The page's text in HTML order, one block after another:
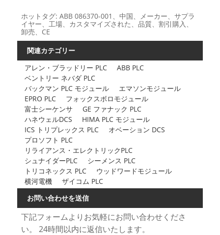
ホットタグ: ABB 086370-001、中国、メーカー、サプラ
イヤー、工場、カスタマイズされた、品質、割引購入、
卸売、CE
関連カテゴリー
アレン・ブラッドリー PLC
ABB PLC
ベントリー ネバダ PLC
バックマン PLC モジュール
エマソンモジュール
EPRO PLC
フォックスボロモジュール
富士シーケンサ
GE ファナック PLC
ハネウェルDCS
HIMA PLC モジュール
ICS トリプレックス PLC
オベーション DCS
プロソフト PLC
リライアンス・エレクトリックPLC
シュナイダーPLC
シーメンス PLC
トリコネックス PLC
ウッドワードモジュール
横河電機
ザイコム PLC
お問い合わせを送信
下記フォームよりお気軽にお問い合わせくださ
い。 24時間以内に返信いたします。